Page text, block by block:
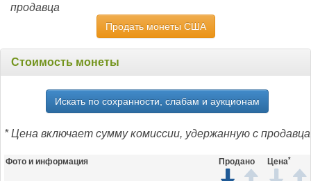
продавца
Продать монеты США
Стоимость монеты
Искать по сохранности, слабам и аукционам
* Цена включает сумму комиссии, удержанную с продавца
Фото и информация Продано Цена*